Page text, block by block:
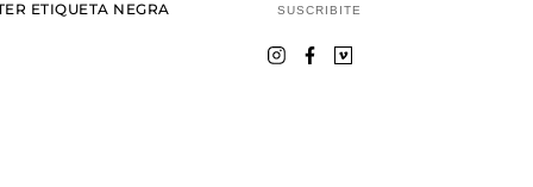
ETIQUETA NEGRA SUSCRIBITE